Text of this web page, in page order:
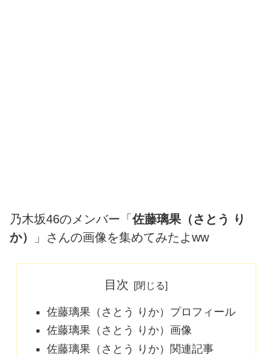
乃木坂46のメンバー「 佐藤璃果（さとう り
か）
」さんの画像を集めてみたよww
目次
佐藤璃果（さとう りか）プロフィール
佐藤璃果（さとう りか）画像
佐藤璃果（さとう りか）関連記事